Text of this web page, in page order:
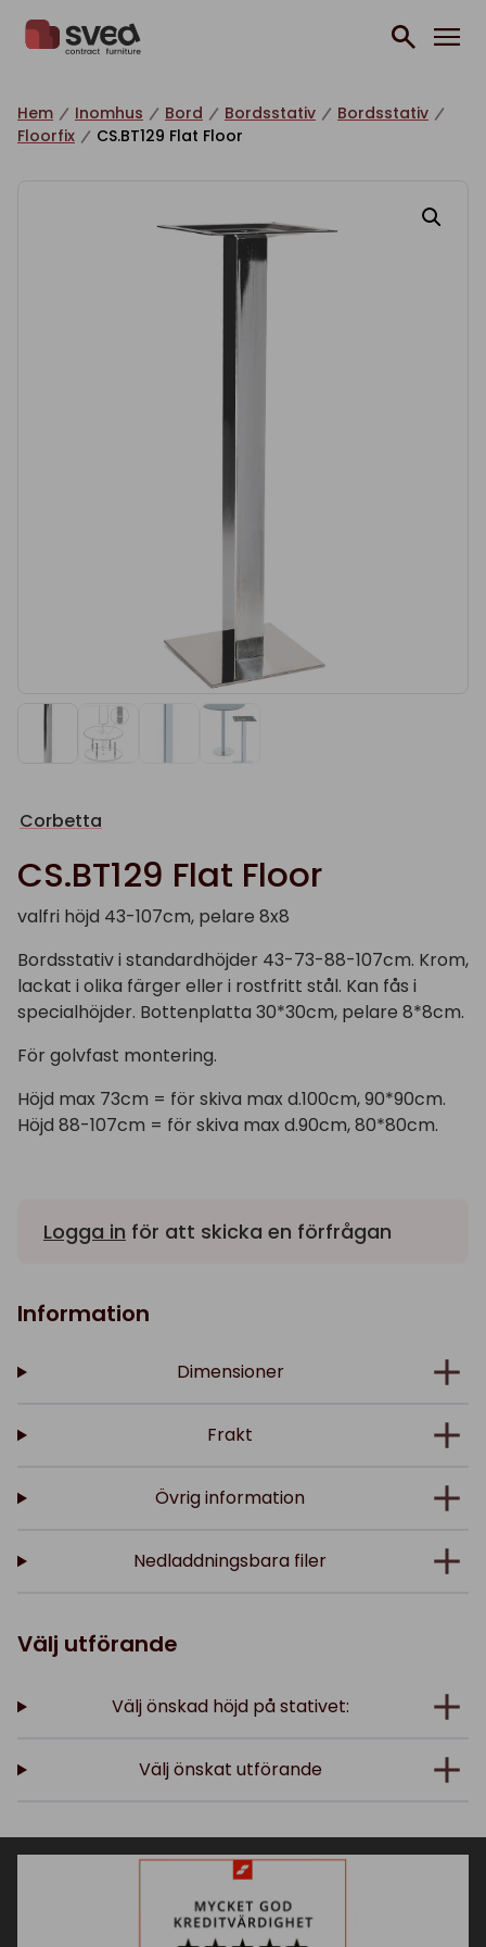
Hem Inomhus Bord Bordsstativ
Bordsstativ
Floorfix
CS.BT129 Flat Floor
Corbetta
CS.BT129 Flat Floor
valfri höjd 43-107cm, pelare 8x8
Bordsstativ i standardhöjder 43-73-88-107cm. Krom,
lackat i olika färger eller i rostfritt stål. Kan fås i
specialhöjder. Bottenplatta 30*30cm, pelare 8*8cm.
För golvfast montering.
Höjd max 73cm = för skiva max d.100cm, 90*90cm.
Höjd 88-107cm = för skiva max d.90cm, 80*80cm.
Logga in för att skicka en förfrågan
Information
Dimensioner
Frakt
Övrig information
Nedladdningsbara filer
Välj utförande
Välj önskad höjd på stativet:
Välj önskat utförande